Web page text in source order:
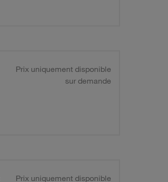
Prix uniquement disponible
sur demande
Prix uniquement disponible